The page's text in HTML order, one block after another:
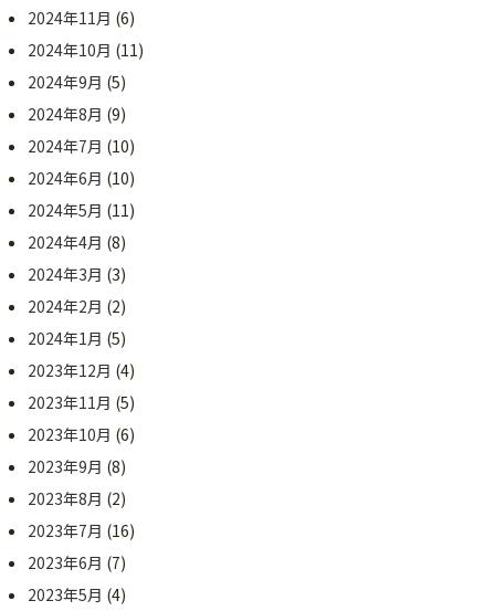
2024年11月 (6)
2024年10月 (11)
2024年9月 (5)
2024年8月 (9)
2024年7月 (10)
2024年6月 (10)
2024年5月 (11)
2024年4月 (8)
2024年3月 (3)
2024年2月 (2)
2024年1月 (5)
2023年12月 (4)
2023年11月 (5)
2023年10月 (6)
2023年9月 (8)
2023年8月 (2)
2023年7月 (16)
2023年6月 (7)
2023年5月 (4)